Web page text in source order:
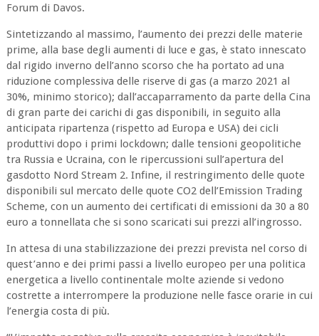
Forum di Davos.
Sintetizzando al massimo, l’aumento dei prezzi delle materie
prime, alla base degli aumenti di luce e gas, è stato innescato
dal rigido inverno dell’anno scorso che ha portato ad una
riduzione complessiva delle riserve di gas (a marzo 2021 al
30%, minimo storico); dall’accaparramento da parte della Cina
di gran parte dei carichi di gas disponibili, in seguito alla
anticipata ripartenza (rispetto ad Europa e USA) dei cicli
produttivi dopo i primi lockdown; dalle tensioni geopolitiche
tra Russia e Ucraina, con le ripercussioni sull’apertura del
gasdotto Nord Stream 2. Infine, il restringimento delle quote
disponibili sul mercato delle quote CO2 dell’Emission Trading
Scheme, con un aumento dei certificati di emissioni da 30 a 80
euro a tonnellata che si sono scaricati sui prezzi all’ingrosso.
In attesa di una stabilizzazione dei prezzi prevista nel corso di
quest’anno e dei primi passi a livello europeo per una politica
energetica a livello continentale molte aziende si vedono
costrette a interrompere la produzione nelle fasce orarie in cui
l’energia costa di più.